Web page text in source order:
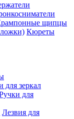
щипцы
Кюреты
для зеркал
для
Лезвия для